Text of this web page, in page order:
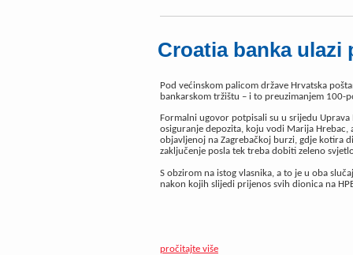
Croatia banka ulazi
Pod većinskom palicom države Hrvatska
bankarskom tržištu – i to preuzimanjem 100-
Formalni ugovor potpisali su u srijedu
osiguranje depozita, koju vodi Marija Hrebac,
objavljenoj na Zagrebačkoj burzi, gdje kotira
zaključenje posla tek treba dobiti zeleno
S obzirom na istog vlasnika, a to je u oba
nakon kojih slijedi prijenos svih dionica na
pročitajte više